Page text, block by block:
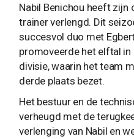
Nabil Benichou heeft
trainer verlengd. Dit
succesvol duo met
promoveerde het elftal in
divisie, waarin het team
derde plaats bezet.
Het bestuur en de
verheugd met de
verlenging van Nabil en